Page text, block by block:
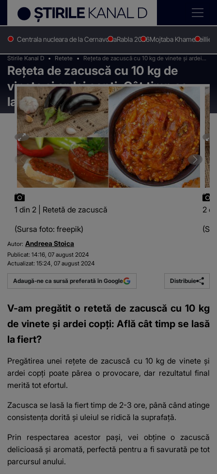
Centrala nucleara de la CernavodaRabla 2026Mojtaba KhameneiIlie
Stirile Kanal D Retete
Rețeta de zacuscă cu 10 kg de vinete și ardei
copți: Cât timp se lasă la fiert?
Rețeta de zacuscă cu 10 kg de
vinete și ardei copți: Cât timp se
lasă la fiert?
1 din 2 | Retetă de zacuscă
(Sursa foto: freepik)
2
Autor: Andreea Stoica
Publicat: 14:16, 07 august 2024
Actualizat: 15:24, 07 august 2024
Adaugă-ne ca sursă preferată în Google Distribuie
V-am pregătit o retetă de zacuscă cu 10 kg
de vinete și ardei copți: Află cât timp se lasă
la fiert?
Pregătirea unei rețete de zacuscă cu 10 kg de vinete și
ardei copți poate părea o provocare, dar rezultatul final
merită tot efortul.
Zacusca se lasă la fiert timp de 2-3 ore, până când atinge
consistența dorită și uleiul se ridică la suprafață.
Prin respectarea acestor pași, vei obține o zacuscă
delicioasă și aromată, perfectă pentru a fi savurată pe tot
parcursul anului.